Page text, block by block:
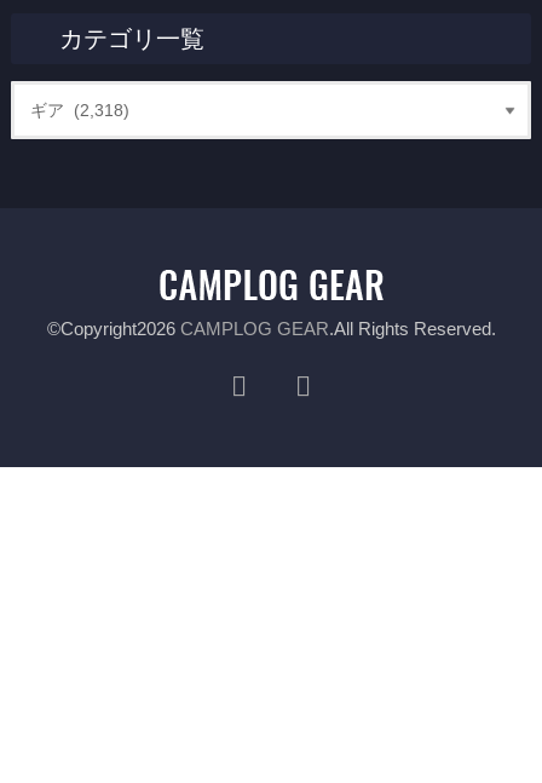
カテゴリ一覧
©Copyright2026 CAMPLOG GEAR.All Rights Reserved.